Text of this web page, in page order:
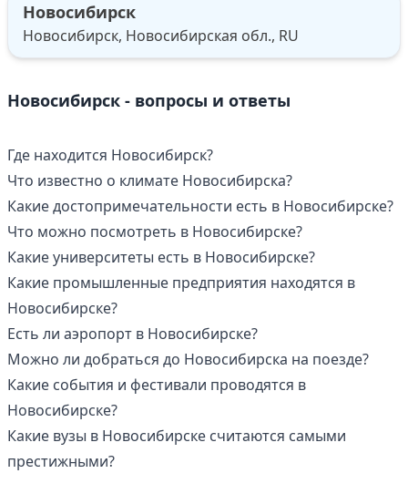
Новосибирск
Новосибирск, Новосибирская обл., RU
Новосибирск - вопросы и ответы
Где находится Новосибирск?
Что известно о климате Новосибирска?
Какие достопримечательности есть в Новосибирске?
Что можно посмотреть в Новосибирске?
Какие университеты есть в Новосибирске?
Какие промышленные предприятия находятся в
Новосибирске?
Есть ли аэропорт в Новосибирске?
Можно ли добраться до Новосибирска на поезде?
Какие события и фестивали проводятся в
Новосибирске?
Какие вузы в Новосибирске считаются самыми
престижными?